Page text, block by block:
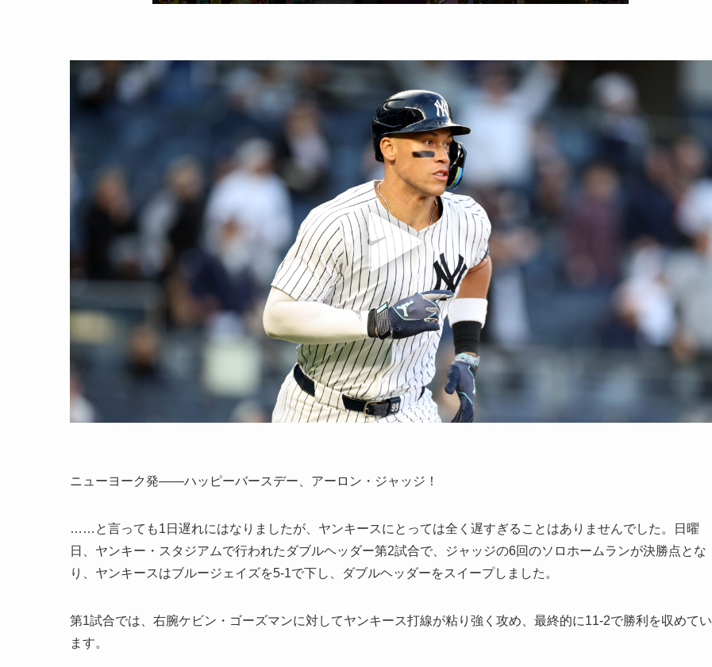
ニューヨーク発――ハッピーバースデー、アーロン・ジャッジ！
……と言っても1日遅れにはなりましたが、ヤンキースにとっては全く遅すぎることはありませんでした。日曜
日、ヤンキー・スタジアムで行われたダブルヘッダー第2試合で、ジャッジの6回のソロホームランが決勝点とな
り、ヤンキースはブルージェイズを5-1で下し、ダブルヘッダーをスイープしました。
第1試合では、右腕ケビン・ゴーズマンに対してヤンキース打線が粘り強く攻め、最終的に11-2で勝利を収めてい
ます。